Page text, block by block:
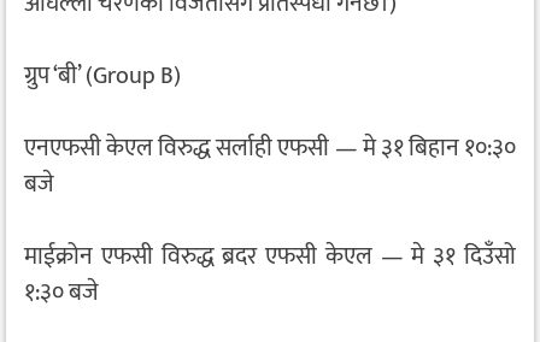
ग्रुप ‘बी’ (Group B)
एनएफसी केएल विरुद्ध सर्लाही एफसी — मे ३१ बिहान १०:३०
बजे
माईक्रोन एफसी विरुद्ध ब्रदर एफसी केएल — मे ३१ दिउँसो
१:३० बजे